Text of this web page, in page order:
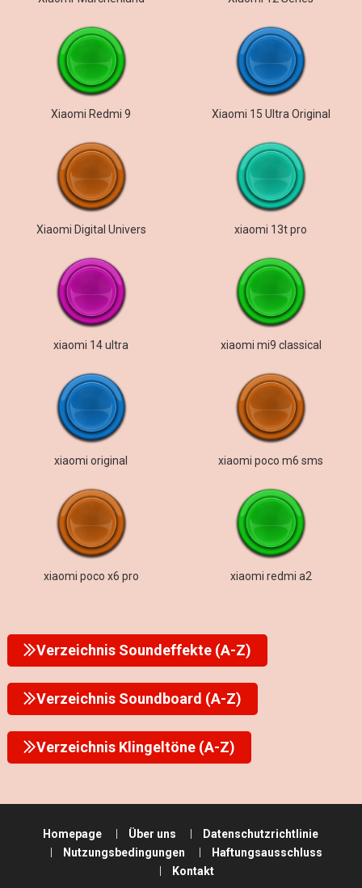
Xiaomi Redmi 9 Xiaomi 15 Ultra Original
Xiaomi Digital Univers xiaomi 13t pro
xiaomi 14 ultra xiaomi mi9 classical
xiaomi original xiaomi poco m6 sms
xiaomi poco x6 pro xiaomi redmi a2
Verzeichnis Soundeffekte (A-Z)
Verzeichnis Soundboard (A-Z)
Verzeichnis Klingeltöne (A-Z)
Homepage Über uns
Datenschutzrichtlinie
Nutzungsbedingungen
Haftungsausschluss
Kontakt